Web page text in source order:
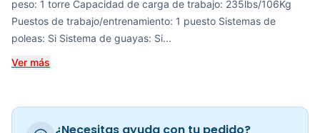
Polea Alta Para Espalda IF9302 Impulse - 71864
COP 7,800,551.00
peso: 1 torre Capacidad de carga de trabajo: 235lbs/106Kg
Puestos de trabajo/entrenamiento: 1 puesto Sistemas de
poleas: Si Sistema de guayas: Si...
Ver más